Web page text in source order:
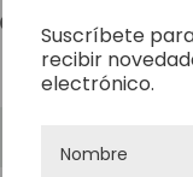
Suscríbete
recibir
electrónico.